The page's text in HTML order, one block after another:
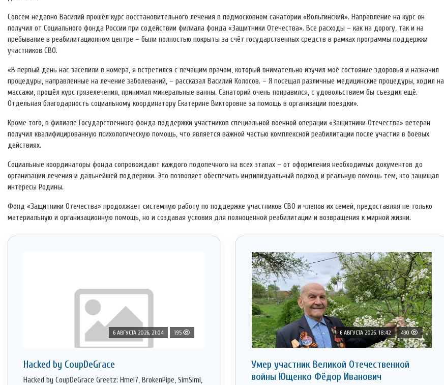
Совсем недавно Василий прошёл курс восстановительного лечения в подмосковном санатории «Вольгинский». Направление на курс он
получил от Социального фонда России при содействии филиала фонда «Защитники Отечества». Все расходы – как на дорогу, так и на
пребывание в реабилитационном центре – были полностью покрыты за счёт государственных средств в рамках программы поддержки
участников СВО.
«В первый день нас заселили в номера, я встретился с лечащим врачом, который внимательно изучил моё состояние здоровья и назначил
процедуры, направленные на лечение заболеваний, – рассказал Василий Колосов. – Я посещал различные медицинские процедуры, ходил на
массажи, прошёл курс грязелечения, принимал минеральные ванны. Санаторий очень понравился, с удовольствием бы съездил ещё.
Отдельная благодарность социальному координатору Екатерине Викторовне за помощь в организации поездки».
Кроме того, в филиале Государственного фонда поддержки участников специальной военной операции «Защитники Отечества» ветеран
получил квалифицированную психологическую помощь, что является важной частью комплексной реабилитации после участия в боевых
действиях.
Социальные координаторы фонда сопровождают каждого подопечного на всех этапах – от оформления необходимых документов до
организации лечения и дальнейшей поддержки. Это позволяет обеспечить индивидуальный подход и реальную помощь тем, кто защищал
интересы Родины.
Фонд «Защитники Отечества» продолжает системную работу по поддержке участников СВО и членов их семей, предоставляя не только
материальную и организационную помощь, но и создавая условия для полноценной реабилитации и возвращения к мирной жизни.
6 АВГУСТА 2026, 21:04 195
Hacked by CoupDeGrace
Hacked by CoupDeGrace Greetz: Hmei7, BrokenPipe, SimSimi,
6 АВГУСТА 2026, 18:42 430
Умер участник Великой Отечественной
войны Ющенко Фёдор Иванович